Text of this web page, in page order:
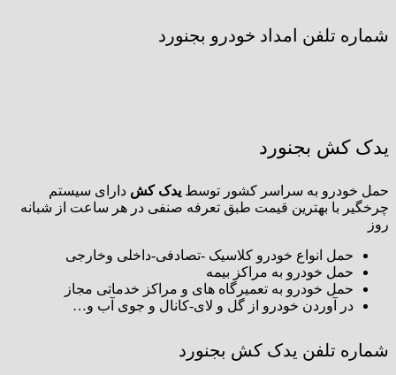
شماره تلفن امداد خودرو بجنورد
یدک کش بجنورد
حمل خودرو به سراسر کشور توسط یدک کش دارای سیستم
چرخگیر با بهترین قیمت طبق تعرفه صنفی در هر ساعت از شبانه
روز
حمل انواع خودرو کلاسیک -تصادفی-داخلی وخارجی
حمل خودرو به مراکز بیمه
حمل خودرو به تعمیرگاه های و مراکز خدماتی مجاز
در آوردن خودرو از گل و لای-کانال و جوی آب و…
شماره تلفن یدک کش بجنورد